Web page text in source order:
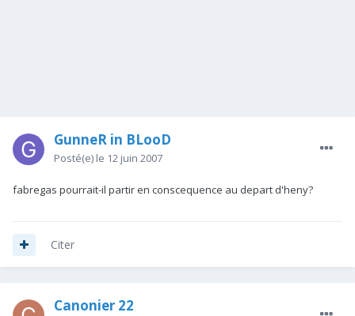
GunneR in BLooD
Posté(e) le 12 juin 2007
fabregas pourrait-il partir en conscequence au depart d'heny?
Citer
Canonier 22